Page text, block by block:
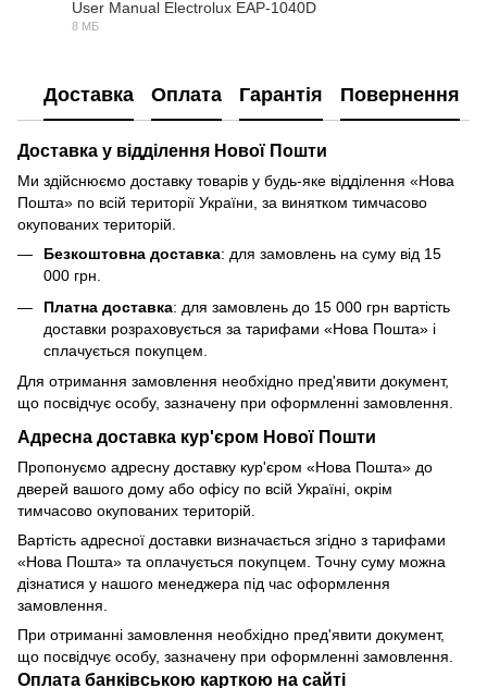
User Manual Electrolux EAP-1040D
8 МБ
Доставка Оплата Гарантія Повернення
Доставка у відділення Нової Пошти
Ми здійснюємо доставку товарів у будь-яке відділення «Нова
Пошта» по всій території України, за винятком тимчасово
окупованих територій.
Безкоштовна доставка: для замовлень на суму від 15
000 грн.
Платна доставка: для замовлень до 15 000 грн вартість
доставки розраховується за тарифами «Нова Пошта» і
сплачується покупцем.
Для отримання замовлення необхідно пред'явити документ,
що посвідчує особу, зазначену при оформленні замовлення.
Адресна доставка кур'єром Нової Пошти
Пропонуємо адресну доставку кур'єром «Нова Пошта» до
дверей вашого дому або офісу по всій Україні, окрім
тимчасово окупованих територій.
Вартість адресної доставки визначається згідно з тарифами
«Нова Пошта» та оплачується покупцем. Точну суму можна
дізнатися у нашого менеджера під час оформлення
замовлення.
При отриманні замовлення необхідно пред'явити документ,
що посвідчує особу, зазначену при оформленні замовлення.
Оплата банківською карткою на сайті